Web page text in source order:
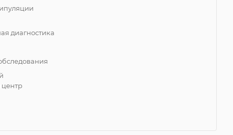
диагностика